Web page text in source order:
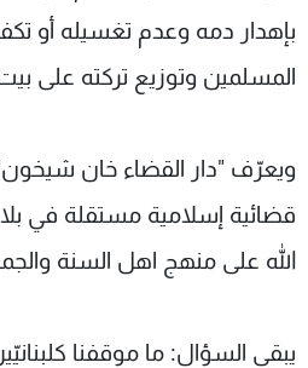
بإهدار دمه وعدم تغسيله أو
المسلمين وتوزيع تركته على
ويعرّف "دار القضاء خان
قضائية إسلامية مستقلة في
الله على منهج اهل السنة
يبقى السؤال: ما موقفنا